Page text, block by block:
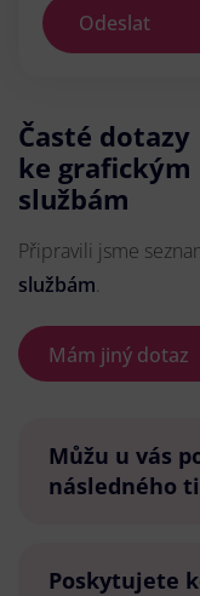
Odeslat
Časté dotazy
ke grafickým
službám
Připravili jsme
službám.
Mám jiný dotaz
Můžu u vás
následného
Poskytujete